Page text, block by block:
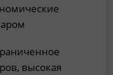
высокая